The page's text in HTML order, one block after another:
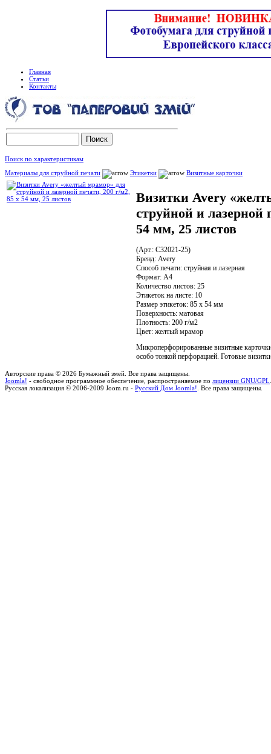
Главная
Статьи
Контакты
Поиск по характеристикам
Материалы для струйной печати
Этикетки Визитные карточки
Визитки Avery
струйной и лазерной
54 мм, 25 листов
(Арт.: C32021-25)
Бренд: Avery
Способ печати: струйная и лазерная
Формат: A4
Количество листов: 25
Этикеток на листе: 10
Размер этикеток: 85 x 54 мм
Поверхность: матовая
Плотность: 200 г/м2
Цвет: желтый мрамор
Микроперфорированные визитные
особо тонкой перфорацией. Готовые
Авторские права © 2026 Бумажный змей. Все права защищены.
Joomla! - свободное программное обеспечение, распространяемое по лицензии GNU/GPL
Русская локализация © 2006-2009 Joom.ru - Русский Дом Joomla! . Все права защищены.